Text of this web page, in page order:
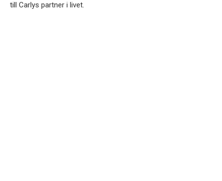
till Carlys partner i livet.